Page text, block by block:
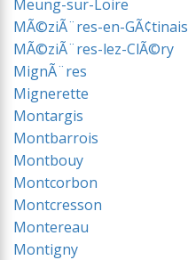
Meung-sur-Loire
MÃ©ziÃ¨res-en-GÃ¢tinais
MÃ©ziÃ¨res-lez-ClÃ©ry
MignÃ¨res
Mignerette
Montargis
Montbarrois
Montbouy
Montcorbon
Montcresson
Montereau
Montigny